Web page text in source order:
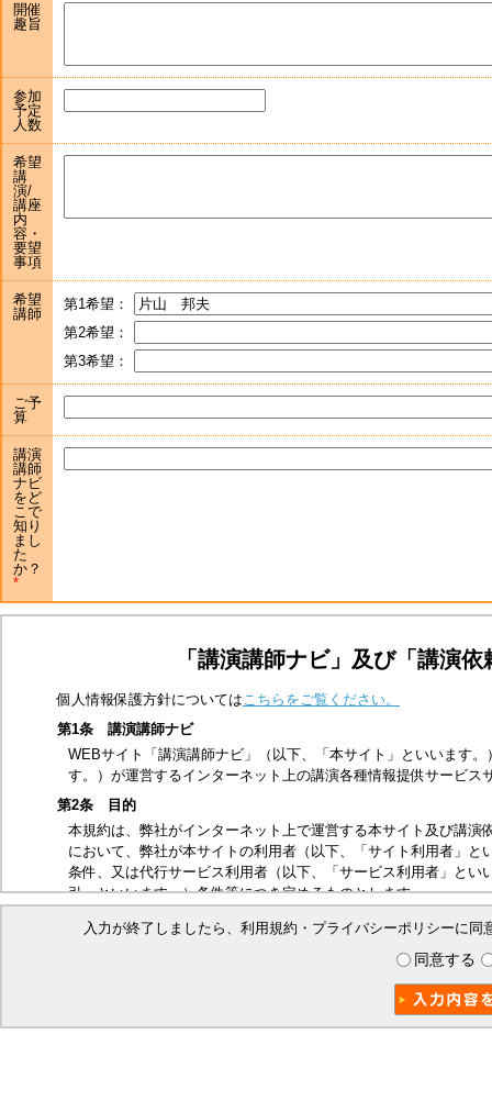
開催
趣旨
参加
予定
人数
希望
講
演/
講座
内
容・
要望
事項
希望
講師
第1希望：
第2希望：
第3希望：
ご予
算
講演
講師
ナビ
をど
こで
知り
まし
た
か？
「講演講師ナビ」及び「講演
個人情報保護方針についてはこちらをご覧ください。
第1条 講演講師ナビ
WEBサイト「講演講師ナビ」（以下、「本サイト」といいます
す。）が運営するインターネット上の講演各種情報提供サービス
第2条 目的
本規約は、弊社がインターネット上で運営する本サイト及び講
において、弊社が本サイトの利用者（以下、「サイト利用者」
条件、又は代行サービス利用者（以下、「サービス利用者」と
引」といいます。）条件等につき定めるものとします。
第3条 適用範囲
本規約は、サイト利用者及び本取引に関する弊社とサービス利
ビス利用者は、本規約の内容を承諾したものとみなします。
本サイトは、以下の行為を禁止いたします。
入力が終了しましたら、利用規約・プライバシーポリシーに
同意する